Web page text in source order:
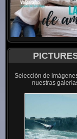
Selección de
nuestras